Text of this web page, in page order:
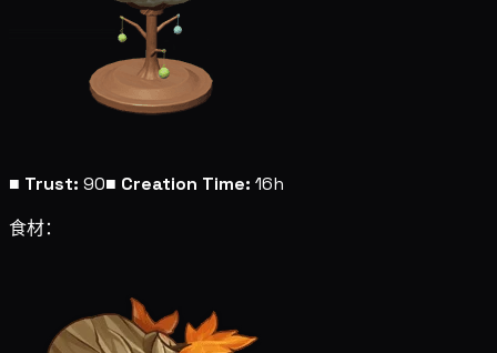
■ Trust: 90■ Creation Time: 16h
食材：